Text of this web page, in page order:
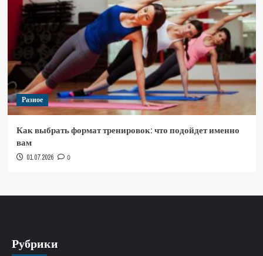
Разное
Как выбрать формат тренировок: что подойдет именно
вам
01.07.2026 0
Рубрики